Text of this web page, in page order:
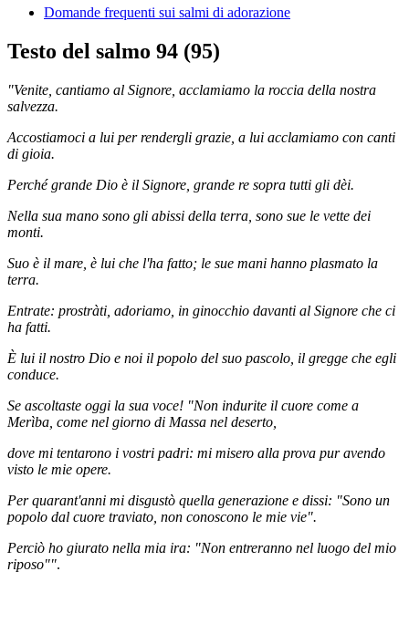
Domande frequenti sui salmi di adorazione
Testo del salmo 94 (95)
"Venite, cantiamo al Signore, acclamiamo la roccia della nostra
salvezza.
Accostiamoci a lui per rendergli grazie, a lui acclamiamo con canti
di gioia.
Perché grande Dio è il Signore, grande re sopra tutti gli dèi.
Nella sua mano sono gli abissi della terra, sono sue le vette dei
monti.
Suo è il mare, è lui che l'ha fatto; le sue mani hanno plasmato la
terra.
Entrate: prostràti, adoriamo, in ginocchio davanti al Signore che ci
ha fatti.
È lui il nostro Dio e noi il popolo del suo pascolo, il gregge che egli
conduce.
Se ascoltaste oggi la sua voce! "Non indurite il cuore come a
Merìba, come nel giorno di Massa nel deserto,
dove mi tentarono i vostri padri: mi misero alla prova pur avendo
visto le mie opere.
Per quarant'anni mi disgustò quella generazione e dissi: "Sono un
popolo dal cuore traviato, non conoscono le mie vie".
Perciò ho giurato nella mia ira: "Non entreranno nel luogo del mio
riposo"".